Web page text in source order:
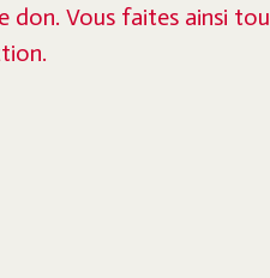
don. Vous faites ainsi